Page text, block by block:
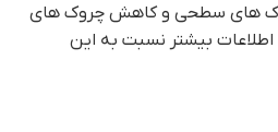
چروک های سطحی و کاهش چروک های
بیشتر نسبت به این